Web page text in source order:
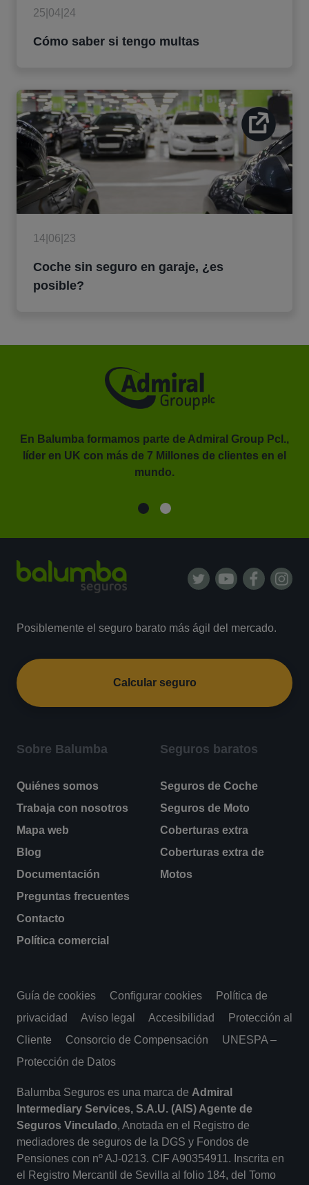
25|04|24
Cómo saber si tengo multas
14|06|23
Coche sin seguro en garaje, ¿es
posible?
En Balumba formamos parte de Admiral Group Pcl.,
líder en UK con más de 7 Millones de clientes en el
mundo.
Posiblemente el seguro barato más ágil del mercado.
Calcular seguro
Sobre Balumba
Quiénes somos
Trabaja con nosotros
Mapa web
Blog
Documentación
Preguntas frecuentes
Contacto
Política comercial
Seguros baratos
Seguros de Coche
Seguros de Moto
Coberturas extra
Coberturas extra de
Motos
Guía de cookies Configurar cookies
Política de
privacidad
Aviso legal Accesibilidad
Protección al
Cliente
Consorcio de Compensación
UNESPA –
Protección de Datos
Balumba Seguros es una marca de Admiral
Intermediary Services, S.A.U. (AIS) Agente de
Seguros Vinculado, Anotada en el Registro de
mediadores de seguros de la DGS y Fondos de
Pensiones con nº AJ-0213. CIF A90354911. Inscrita en
el Registro Mercantil de Sevilla al folio 184, del Tomo